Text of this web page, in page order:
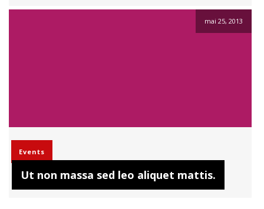
mai 25, 2013
Events
Ut non massa sed leo aliquet mattis.